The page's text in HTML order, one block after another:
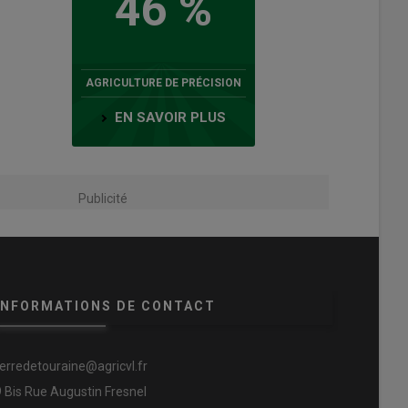
AGRICULTURE DE PRÉCISION
EN SAVOIR PLUS
Publicité
DE CONTACT
Bis Rue Augustin Fresnel